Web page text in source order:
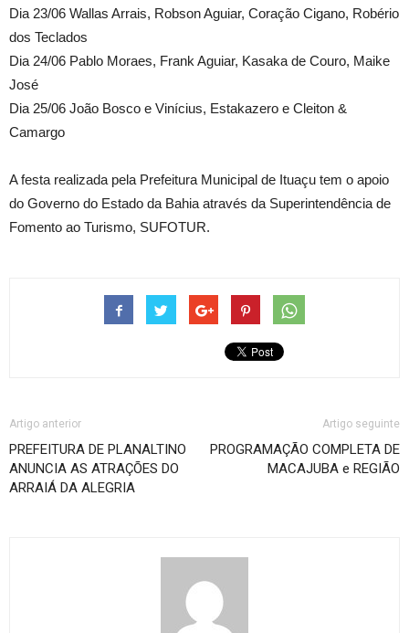
Dia 23/06 Wallas Arrais, Robson Aguiar, Coração Cigano, Robério
dos Teclados
Dia 24/06 Pablo Moraes, Frank Aguiar, Kasaka de Couro, Maike
José
Dia 25/06 João Bosco e Vinícius, Estakazero e Cleiton &
Camargo
A festa realizada pela Prefeitura Municipal de Ituaçu tem o apoio
do Governo do Estado da Bahia através da Superintendência de
Fomento ao Turismo, SUFOTUR.
Artigo anterior
PREFEITURA DE PLANALTINO
ANUNCIA AS ATRAÇÕES DO
ARRAIÁ DA ALEGRIA
Artigo seguinte
PROGRAMAÇÃO COMPLETA DE
MACAJUBA e REGIÃO